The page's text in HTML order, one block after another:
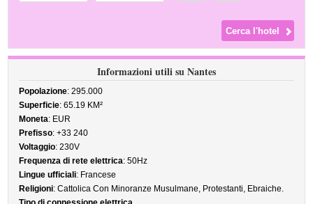
Informazioni utili su Nantes
Popolazione: 295.000
Superficie: 65.19 KM²
Moneta: EUR
Prefisso: +33 240
Voltaggio: 230V
Frequenza di rete elettrica: 50Hz
Lingue ufficiali: Francese
Religioni: Cattolica Con Minoranze Musulmane, Protestanti, Ebraiche.